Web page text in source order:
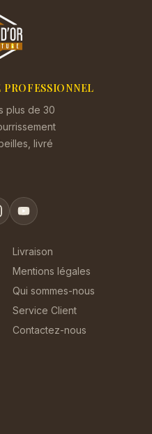
plus de 30
livré
Livraison
Mentions légales
Qui sommes-nous
Service Client
Contactez-nous